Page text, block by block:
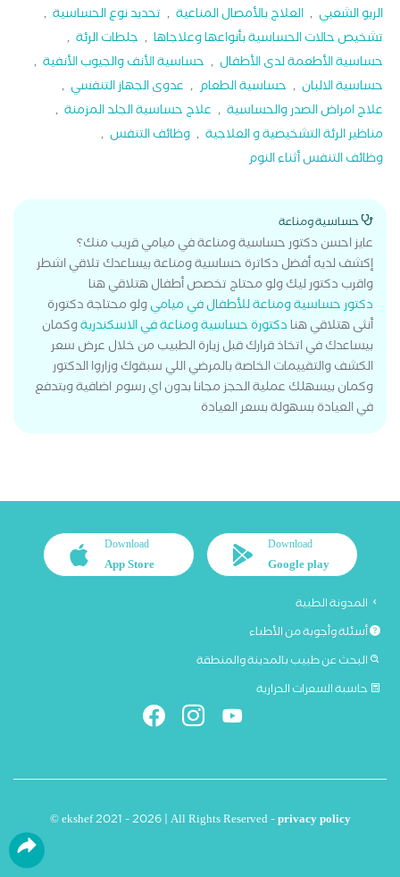
الربو الشعبي , العلاج بالأمصال المناعية , تحديد نوع الحساسية ,
تشخيص حالات الحساسية بأنواعها وعلاجاها , جلطات الرئة ,
حساسية الأطعمة لدى الأطفال , حساسية الأنف والجيوب الأنفية ,
حساسية الالبان , حساسية الطعام , عدوى الجهاز التنفسي ,
علاج امراض الصدر والحساسية , علاج حساسية الجلد المزمنة ,
مناظير الرئة التشخيصية و العلاجية , وظائف التنفس ,
وظائف التنفس أثناء النوم
حساسية ومناعة
عايز احسن دكتور حساسية ومناعة في ميامي قريب منك؟
إكشف لديه أفضل دكاترة حساسية ومناعة بيساعدك تلاقي اشطر
واقرب دكتور ليك ولو محتاج تخصص أطفال هتلاقي هنا
دكتور حساسية ومناعة للأطفال في مياميولو محتاجة دكتورة
أنثى هتلاقي هنا دكتورة حساسية ومناعة في الاسكندريةوكمان
بيساعدك في اتخاذ قرارك قبل زيارة الطبيب من خلال عرض سعر
الكشف والتقييمات الخاصة بالمرضي اللي سبقوك وزاروا الدكتور
وكمان بيسهلك عملية الحجز مجانا بدون اي رسوم اضافية وبتدفع
في العيادة بسهولة بسعر العيادة
Download
Google play
Download
App Store
المدونة الطبية
أسئلة وأجوبة من الأطباء
البحث عن طبيب بالمدينة والمنطقة
حاسبة السعرات الحرارية
© ekshef 2021 - 2026 | All Rights Reserved -privacy policy